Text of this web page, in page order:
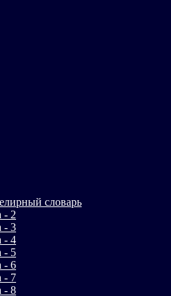
словарь
- 2
- 3
- 4
- 5
- 6
- 7
- 8